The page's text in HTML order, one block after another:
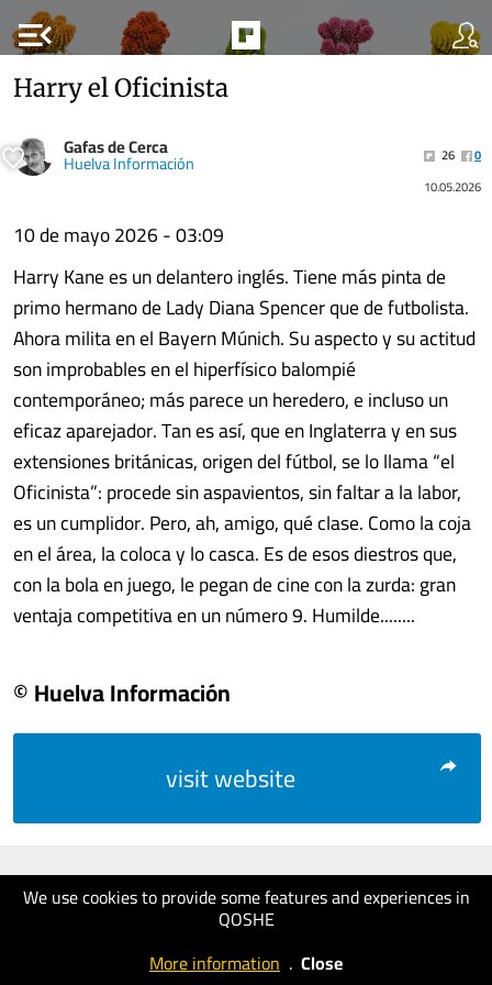
menu_open
We use cookies to provide some features and experiences in
QOSHE
More information . Close
Harry el Oficinista
Gafas de Cerca
Huelva Información 26
0
10.05.2026
10 de mayo 2026 - 03:09
Harry Kane es un delantero inglés. Tiene más pinta de
primo hermano de Lady Diana Spencer que de futbolista.
Ahora milita en el Bayern Múnich. Su aspecto y su actitud
son improbables en el hiperfísico balompié
contemporáneo; más parece un heredero, e incluso un
eficaz aparejador. Tan es así, que en Inglaterra y en sus
extensiones británicas, origen del fútbol, se lo llama “el
Oficinista”: procede sin aspavientos, sin faltar a la labor,
es un cumplidor. Pero, ah, amigo, qué clase. Como la coja
en el área, la coloca y lo casca. Es de esos diestros que,
con la bola en juego, le pegan de cine con la zurda: gran
ventaja competitiva en un número 9. Humilde........
© Huelva Información
visit website